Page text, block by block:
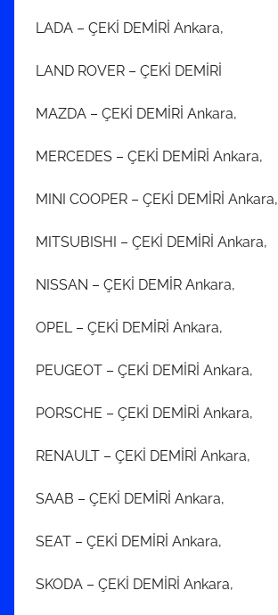
LADA – ÇEKİ DEMİRİ Ankara,
LAND ROVER – ÇEKİ DEMİRİ
MAZDA – ÇEKİ DEMİRİ Ankara,
MERCEDES – ÇEKİ DEMİRİ Ankara,
MINI COOPER – ÇEKİ DEMİRİ Ankara,
MITSUBISHI – ÇEKİ DEMİRİ Ankara,
NISSAN – ÇEKİ DEMİR Ankara,
OPEL – ÇEKİ DEMİRİ Ankara,
PEUGEOT – ÇEKİ DEMİRİ Ankara,
PORSCHE – ÇEKİ DEMİRİ Ankara,
RENAULT – ÇEKİ DEMİRİ Ankara,
SAAB – ÇEKİ DEMİRİ Ankara,
SEAT – ÇEKİ DEMİRİ Ankara,
SKODA – ÇEKİ DEMİRİ Ankara,